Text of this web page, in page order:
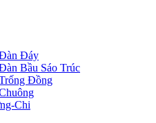
Đáy
Bầu Sáo Trúc
Đồng
Chi